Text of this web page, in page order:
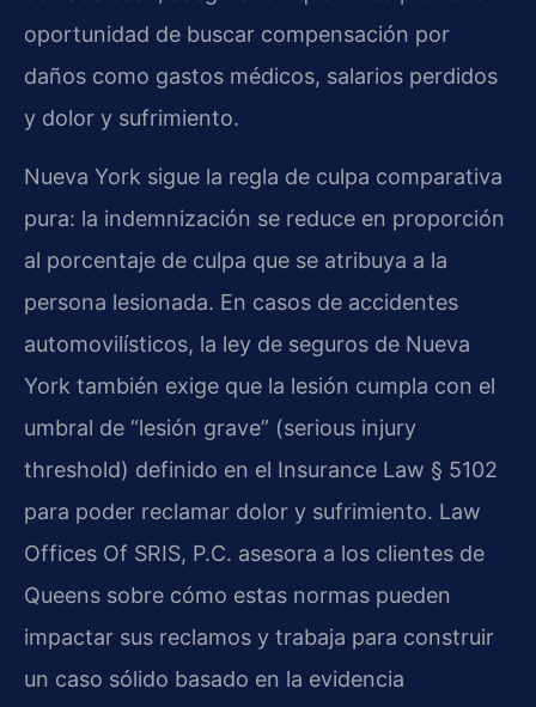
oportunidad de buscar compensación por
daños como gastos médicos, salarios perdidos
y dolor y sufrimiento.
Nueva York sigue la regla de culpa comparativa
pura: la indemnización se reduce en proporción
al porcentaje de culpa que se atribuya a la
persona lesionada. En casos de accidentes
automovilísticos, la ley de seguros de Nueva
York también exige que la lesión cumpla con el
umbral de “lesión grave” (serious injury
threshold) definido en el Insurance Law § 5102
para poder reclamar dolor y sufrimiento. Law
Offices Of SRIS, P.C. asesora a los clientes de
Queens sobre cómo estas normas pueden
impactar sus reclamos y trabaja para construir
un caso sólido basado en la evidencia